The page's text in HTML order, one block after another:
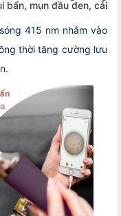
bẩn, mụn đầu đen, cải
415 nm nhắm vào
thời tăng cường lưu